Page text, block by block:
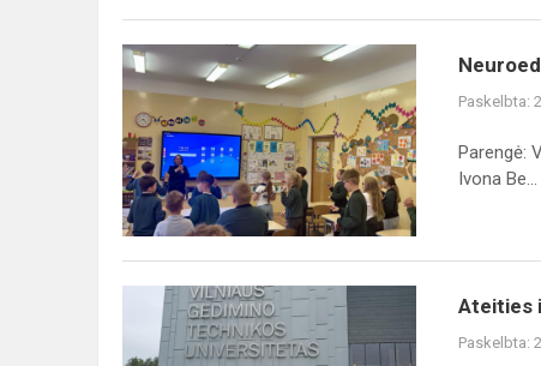
Paskelbta:
Parengė:
Ivona Be...
Ateities
Paskelbta: